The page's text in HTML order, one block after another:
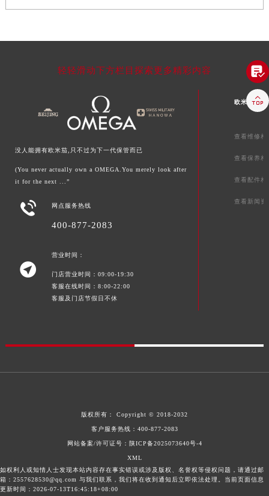
轻轻滑动下方栏目探索更多精彩内容
没人能拥有欧米茄,只不过为下一代保管而已
(You never actually own a OMEGA.You merely look after
it for the next ...”
 网点服务热线
400-877-2083

营业时间：
门店营业时间：09:00-19:30
客服在线时间：8:00-22:00
客服及门店节假日不休
欧米茄文章
查看维修相
查看保养相
查看配件相
查看新闻资
版权所有： Copyright © 2018-2032
客户服务热线： 400-877-2083
网站备案/许可证号：陕ICP备2025073640号-4
XML
如权利人或知情人士发现本站内容存在事实错误或涉及版权、名誉权等侵权问题，请通过邮
箱：2557628530@qq.com 与我们联系，我们将在收到通知后立即依法处理。当前页面信息
更新时间：2026-07-13T16:45:18+08:00

